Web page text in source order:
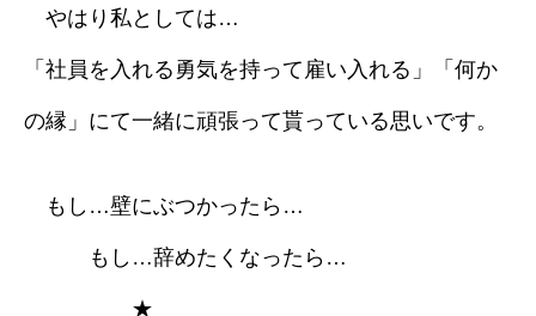
やはり私としては…
「社員を入れる勇気を持って雇い入れる」「何か
の縁」にて一緒に頑張って貰っている思いです。
もし…壁にぶつかったら…
もし…辞めたくなったら…
★